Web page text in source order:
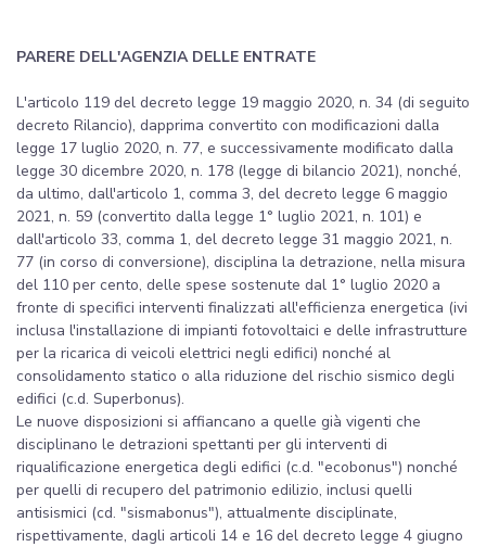
PARERE DELL'AGENZIA DELLE ENTRATE
L'articolo 119 del decreto legge 19 maggio 2020, n. 34 (di seguito
decreto Rilancio), dapprima convertito con modificazioni dalla
legge 17 luglio 2020, n. 77, e successivamente modificato dalla
legge 30 dicembre 2020, n. 178 (legge di bilancio 2021), nonché,
da ultimo, dall'articolo 1, comma 3, del decreto legge 6 maggio
2021, n. 59 (convertito dalla legge 1° luglio 2021, n. 101) e
dall'articolo 33, comma 1, del decreto legge 31 maggio 2021, n.
77 (in corso di conversione), disciplina la detrazione, nella misura
del 110 per cento, delle spese sostenute dal 1° luglio 2020 a
fronte di specifici interventi finalizzati all'efficienza energetica (ivi
inclusa l'installazione di impianti fotovoltaici e delle infrastrutture
per la ricarica di veicoli elettrici negli edifici) nonché al
consolidamento statico o alla riduzione del rischio sismico degli
edifici (c.d. Superbonus).
Le nuove disposizioni si affiancano a quelle già vigenti che
disciplinano le detrazioni spettanti per gli interventi di
riqualificazione energetica degli edifici (c.d. "ecobonus") nonché
per quelli di recupero del patrimonio edilizio, inclusi quelli
antisismici (cd. "sismabonus"), attualmente disciplinate,
rispettivamente, dagli articoli 14 e 16 del decreto legge 4 giugno